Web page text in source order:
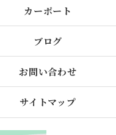
カーポート
ブログ
お問い合わせ
サイトマップ